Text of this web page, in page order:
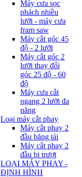
Máy cưa sọc
phách nhiều
lưỡi - máy cưa
fram saw
Máy cắt góc 45
độ - 2 lưỡi
Máy cắt góc 2
lưỡi thay đổi
góc 25 độ - 60
độ
Máy cưa cắt
ngang 2 lưỡi đa
năng
Loại máy cắt phay
Máy cắt phay 2
đầu băng tải
Máy cắt phay 2
đầu bi trượt
LOẠI MÁY PHAY -
ĐỊNH HÌNH